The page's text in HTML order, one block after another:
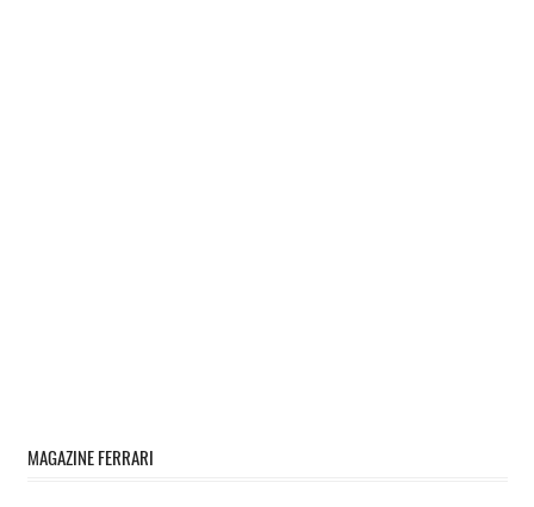
MAGAZINE FERRARI